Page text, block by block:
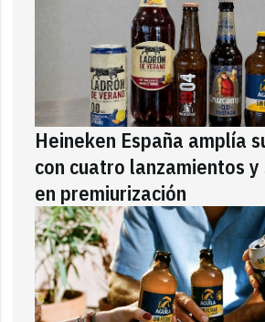
Heineken España amplía
con cuatro lanzamientos
en premiurización